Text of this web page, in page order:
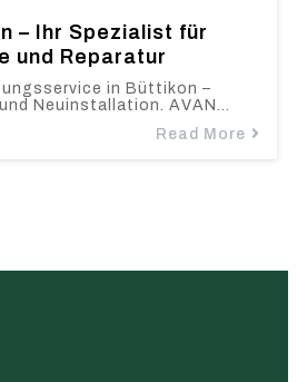
– Ihr Spezialist für
und Reparatur
in Büttikon –
Neuinstallation. AVAN…
Read More